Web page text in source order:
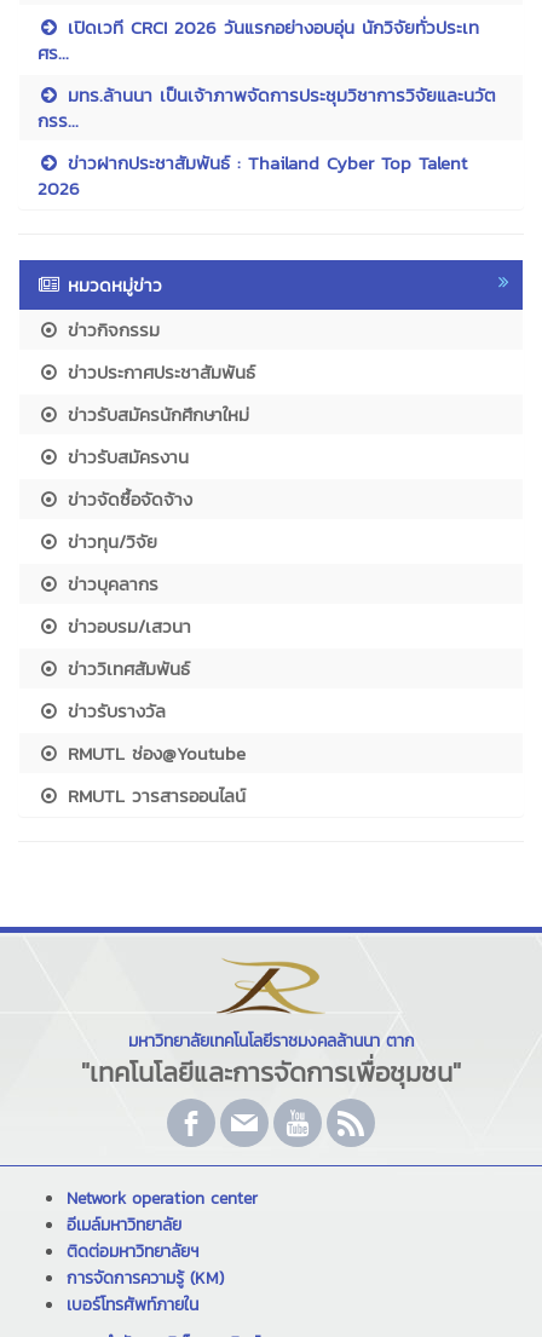
เปิดเวที CRCI 2026 วันแรกอย่างอบอุ่น นักวิจัยทั่วประเท
ศร...
มทร.ล้านนา เป็นเจ้าภาพจัดการประชุมวิชาการวิจัยและนวัต
กรร...
ข่าวฝากประชาสัมพันธ์ : Thailand Cyber Top Talent
2026
หมวดหมู่ข่าว
ข่าวกิจกรรม
ข่าวประกาศประชาสัมพันธ์
ข่าวรับสมัครนักศึกษาใหม่
ข่าวรับสมัครงาน
ข่าวจัดซื้อจัดจ้าง
ข่าวทุน/วิจัย
ข่าวบุคลากร
ข่าวอบรม/เสวนา
ข่าววิเทศสัมพันธ์
ข่าวรับรางวัล
RMUTL ช่อง@Youtube
RMUTL วารสารออนไลน์
มหาวิทยาลัยเทคโนโลยีราชมงคลล้านนา ตาก
"เทคโนโลยีและการจัดการเพื่อชุมชน"
Network operation center
อีเมล์มหาวิทยาลัย
ติดต่อมหาวิทยาลัยฯ
การจัดการความรู้ (KM)
เบอร์โทรศัพท์ภายใน